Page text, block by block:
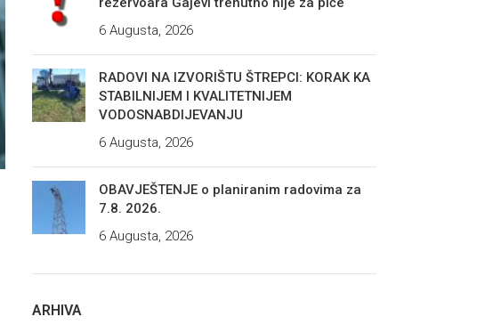
6 Augusta, 2026
RADOVI NA IZVORIŠTU ŠTREPCI: KORAK KA
STABILNIJEM I KVALITETNIJEM
VODOSNABDIJEVANJU
6 Augusta, 2026
OBAVJEŠTENJE o planiranim radovima za
7.8. 2026.
6 Augusta, 2026
ARHIVA